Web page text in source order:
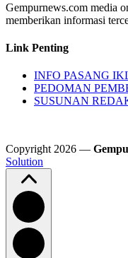
Gempurnews.com media
memberikan informasi
Link Penting
INFO PASANG
PEDOMAN
SUSUNAN
Copyright 2026 —
Solution